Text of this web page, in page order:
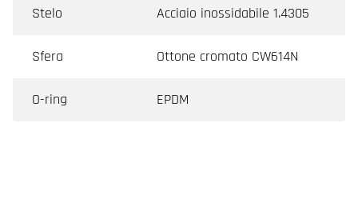
Stelo Acciaio inossidabile 1.4305
Sfera Ottone cromato CW614N
O-ring EPDM